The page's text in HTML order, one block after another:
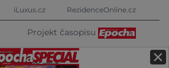
×
iLuxus.cz RezidenceOnline.cz
Projekt časopisu